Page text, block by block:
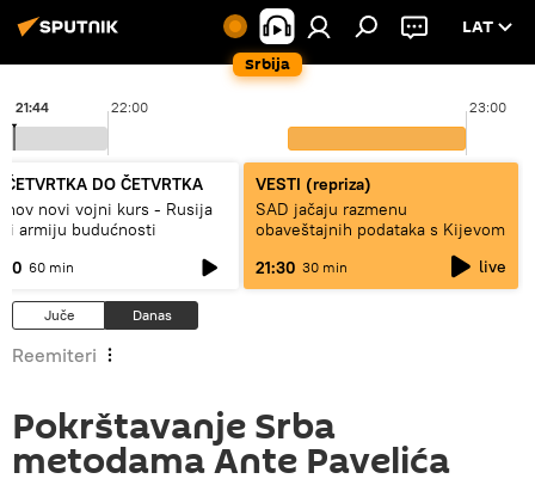
Srbija
LAT
22:00 23:00
21:44
ČETVRTKA DO ČETVRTKA
novi vojni kurs - Rusija
armiju budućnosti
60 min
VESTI (repriza)
SAD jačaju razmenu
obaveštajnih podataka s Kijevom
21:30 30 min live
Juče Danas
Reemiteri
Pokrštavanje Srba
metodama Ante Pavelića